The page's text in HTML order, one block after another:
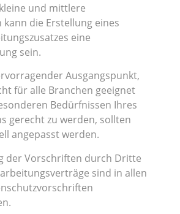
und mittlere
die Erstellung eines
eine
sein.
Ausgangspunkt,
für alle Branchen geeignet
Bedürfnissen Ihres
gerecht zu werden, sollten
angepasst werden.
der Vorschriften durch Dritte
sind in allen